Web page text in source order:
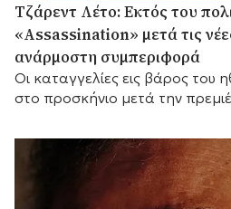
Τζάρεντ Λέτο: Εκτός του
«Assassination» μετά τις
ανάρμοστη συμπεριφορά
Οι καταγγελίες εις βάρος του
στο προσκήνιο μετά την